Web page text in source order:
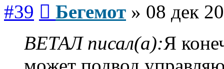
#39 Бегемот » 08 дек
ВЕТАЛ писал(а):Я